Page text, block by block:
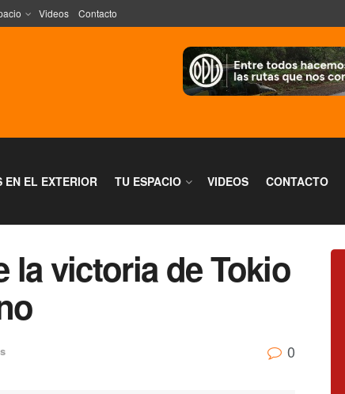
Videos Contacto
EN EL EXTERIOR TU ESPACIO VIDEOS CONTACTO
la victoria de Tokio
0